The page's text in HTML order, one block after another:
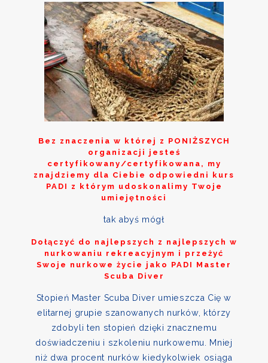
Bez znaczenia w której z PONIŻSZYCH
organizacji jesteś
certyfikowany/certyfikowana, my
znajdziemy dla Ciebie odpowiedni kurs
PADI z którym udoskonalimy Twoje
umiejętności
tak abyś mógł
Dołączyć do najlepszych z najlepszych w
nurkowaniu rekreacyjnym i przeżyć
Swoje nurkowe życie jako PADI Master
Scuba Diver
Stopień Master Scuba Diver umieszcza Cię w
elitarnej grupie szanowanych nurków, którzy
zdobyli ten stopień dzięki znacznemu
doświadczeniu i szkoleniu nurkowemu. Mniej
niż dwa procent nurków kiedykolwiek osiąga